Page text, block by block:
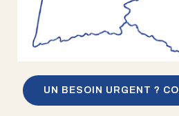
UN BESOIN URGENT ?